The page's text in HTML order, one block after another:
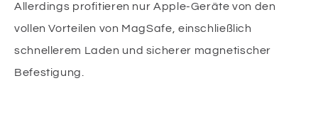
Allerdings profitieren nur Apple-Geräte von den
vollen Vorteilen von MagSafe, einschließlich
schnellerem Laden und sicherer magnetischer
Befestigung.